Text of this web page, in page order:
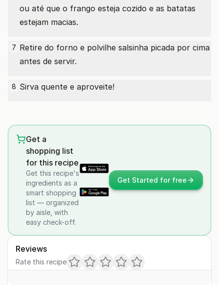
ou até que o frango esteja cozido e as batatas
estejam macias.
7 Retire do forno e polvilhe salsinha picada por cima
antes de servir.
8 Sirva quente e aproveite!
Get a
shopping list
for this recipe
Get this recipe's
ingredients as a
smart shopping
list — organized
by aisle, with
easy check-off.
Get Started for free
Reviews
Rate this recipe